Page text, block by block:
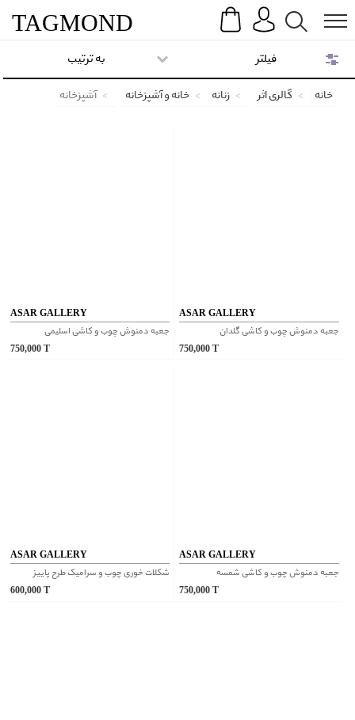
Search
TAGMOND
به ترتیب
خانه گالری اثر زنانه خانه و آشپزخانه آشپزخانه
ASAR GALLERY
جعبه دمنوش چوب و کاشی اسلیمی
750,000T
ASAR GALLERY
جعبه دمنوش چوب و کاشی گلدان
750,000 T
ASAR GALLERY
شکلات خوری چوب و سرامیک طرح پاییز
600,000T
ASAR GALLERY
جعبه دمنوش چوب و کاشی شمسه
750,000 T
فیلتر